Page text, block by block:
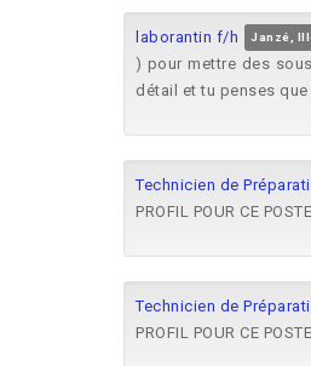
laborantin f/h Janzé,
) pour mettre des
détail et tu penses
Technicien de
PROFIL POUR CE
Technicien de
PROFIL POUR CE